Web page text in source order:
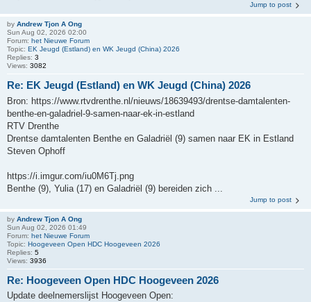
Jump to post
by Andrew Tjon A Ong
Sun Aug 02, 2026 02:00
Forum: het Nieuwe Forum
Topic: EK Jeugd (Estland) en WK Jeugd (China) 2026
Replies: 3
Views: 3082
Re: EK Jeugd (Estland) en WK Jeugd (China) 2026
Bron: https://www.rtvdrenthe.nl/nieuws/18639493/drentse-damtalenten-
benthe-en-galadriel-9-samen-naar-ek-in-estland
RTV Drenthe
Drentse damtalenten Benthe en Galadriël (9) samen naar EK in Estland
Steven Ophoff
https://i.imgur.com/iu0M6Tj.png
Benthe (9), Yulia (17) en Galadriël (9) bereiden zich ...
Jump to post
by Andrew Tjon A Ong
Sun Aug 02, 2026 01:49
Forum: het Nieuwe Forum
Topic: Hoogeveen Open HDC Hoogeveen 2026
Replies: 5
Views: 3936
Re: Hoogeveen Open HDC Hoogeveen 2026
Update deelnemerslijst Hoogeveen Open: